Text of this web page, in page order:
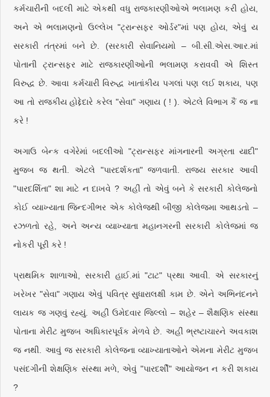
કર્મચારીની બદલી માટે એકથી વધુ રાજકારણીઓએ ભલામણ કરી હોય,
અને એ ભલામણનો ઉલ્લેખ "ટ્રાન્સફર ઓર્ડર"માં પણ હોય, એવું ય
સરકારી તંત્રમાં બને છે. (સરકારી સેવાનિયમો – બી.સી.એસ.આર.માં
પોતાની ટ્રાન્સફર માટે રાજકારણીઓની ભલામણ કરાવવી એ શિસ્ત
વિરુદ્ધ છે. આવા કર્મચારી વિરુદ્ધ ખાતાંકીય પગલાં પણ લઈ શકાય, પણ
આ તો રાજકીય હોદ્દેદારે કરેલ "સેવા" ગણાય ( ! ). એટલે વિભાગ કૈં જ ના
કરે !
અગાઉ બેન્ક વગેરેમાં બદલીઓ "ટ્રાન્સફર માંગનારની અગ્રતા યાદી"
મુજબ જ થતી. એટલે "પારદર્શકતા" જળવાતી. રાજ્ય સરકાર આવી
"પારદર્શિતા" શા માટે ન દાખવે ? અહીં તો એવું બને કે સરકારી કોલેજનો
કોઈ વ્યાખ્યાતા જિન્દગીભર એક કોલેજથી બીજી કોલેજમા આથડતો –
રઝળતો રહે, અને અન્ય વ્યાખ્યાતા મહાનગરની સરકારી કોલેજમાં જ
નોકરી પૂરી કરે !
પ્રાથમિક શાળાઓ, સરકારી હાઈ.માં "ટાટ" પ્રથા આવી. એ સરકારનું
ખરેખર "સેવા" ગણાય એવું પવિત્ર સુધારાલક્ષી કામ છે. એને અભિનંદનને
લાયક જ ગણવું રહ્યું. અહીં ઉમેદવાર જિલ્લો – શહેર – શૈક્ષણિક સંસ્થા
પોતાના મેરીટ મુજબ અધિકારપૂર્વક મેળવે છે. અહીં ભ્રષ્ટાચારને અવકાશ
જ નથી. આવું જ સરકારી કોલેજના વ્યાખ્યાતાઓને એમના મેરીટ મુજબ
પસંદગીની શેક્ષણિક સંસ્થા મળે, એવું "પારદર્શી" આયોજન ન કરી શકાય
?